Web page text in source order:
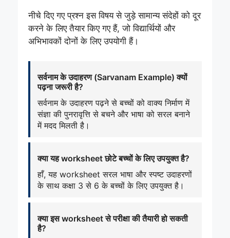
नीचे दिए गए प्रश्न इस विषय से जुड़े सामान्य संदेहों को दूर
करने के लिए तैयार किए गए हैं, जो विद्यार्थियों और
अभिभावकों दोनों के लिए उपयोगी हैं।
सर्वनाम के उदाहरण (Sarvanam Example) क्यों
पढ़ना जरूरी है?
सर्वनाम के उदाहरण पढ़ने से बच्चों को वाक्य निर्माण में
संज्ञा की पुनरावृत्ति से बचने और भाषा को सरल बनाने
में मदद मिलती है।
क्या यह worksheet छोटे बच्चों के लिए उपयुक्त है?
हाँ, यह worksheet सरल भाषा और स्पष्ट उदाहरणों
के साथ कक्षा 3 से 6 के बच्चों के लिए उपयुक्त है।
क्या इस worksheet से परीक्षा की तैयारी हो सकती
है?